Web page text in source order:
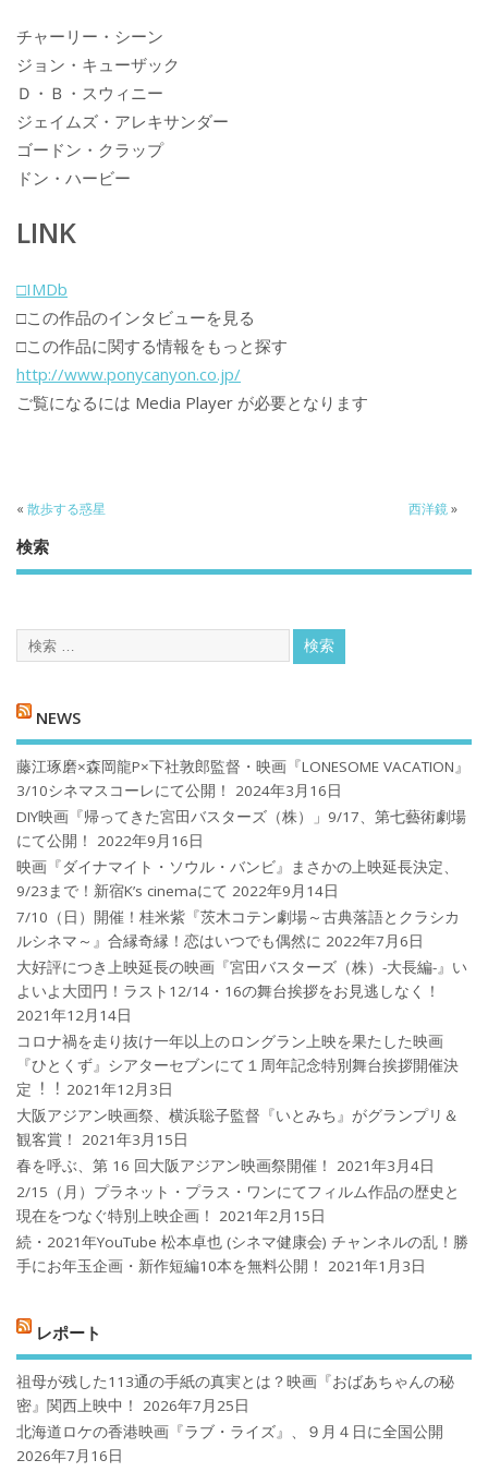
チャーリー・シーン
ジョン・キューザック
Ｄ・Ｂ・スウィニー
ジェイムズ・アレキサンダー
ゴードン・クラップ
ドン・ハービー
LINK
□IMDb
□この作品のインタビューを見る
□この作品に関する情報をもっと探す
http://www.ponycanyon.co.jp/
ご覧になるには Media Player が必要となります
« 散歩する惑星 西洋鏡»
検索
NEWS
藤江琢磨×森岡龍P×下社敦郎監督・映画『LONESOME VACATION』
3/10シネマスコーレにて公開！
2024年3月16日
DIY映画『帰ってきた宮田バスターズ（株）」9/17、第七藝術劇場
にて公開！
2022年9月16日
映画『ダイナマイト・ソウル・バンビ』まさかの上映延長決定、
9/23まで！新宿K’s cinemaにて 2022年9月14日
7/10（日）開催！桂米紫『茨木コテン劇場～古典落語とクラシカ
ルシネマ～』合縁奇縁！恋はいつでも偶然に 2022年7月6日
大好評につき上映延長の映画『宮田バスターズ（株）-大長編-』い
よいよ大団円！ラスト12/14・16の舞台挨拶をお見逃しなく！
2021年12月14日
コロナ禍を⾛り抜け⼀年以上のロングラン上映を果たした映画
『ひとくず』シアターセブンにて１周年記念特別舞台挨拶開催決
定︕︕ 2021年12月3日
大阪アジアン映画祭、横浜聡子監督『いとみち』がグランプリ＆
観客賞！
2021年3月15日
春を呼ぶ、第 16 回大阪アジアン映画祭開催！
2021年3月4日
2/15（月）プラネット・プラス・ワンにてフィルム作品の歴史と
現在をつなぐ特別上映企画！
2021年2月15日
続・2021年YouTube 松本卓也 (シネマ健康会) チャンネルの乱！勝
手にお年玉企画・新作短編10本を無料公開！
2021年1月3日
レポート
祖母が残した113通の手紙の真実とは？映画『おばあちゃんの秘
密』関西上映中！
2026年7月25日
北海道ロケの香港映画『ラブ・ライズ』、９月４日に全国公開
2026年7月16日